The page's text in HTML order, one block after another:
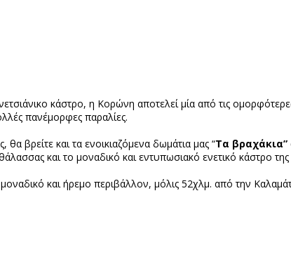
κάστρο, η Κορώνη αποτελεί μία από τις
πανέμορφες παραλίες.
βρείτε και τα ενοικιαζόμενα δωμάτια μας “Τα βραχάκια”
και το μοναδικό και εντυπωσιακό ενετικό κάστρο
και ήρεμο περιβάλλον, μόλις 52χλμ. από την